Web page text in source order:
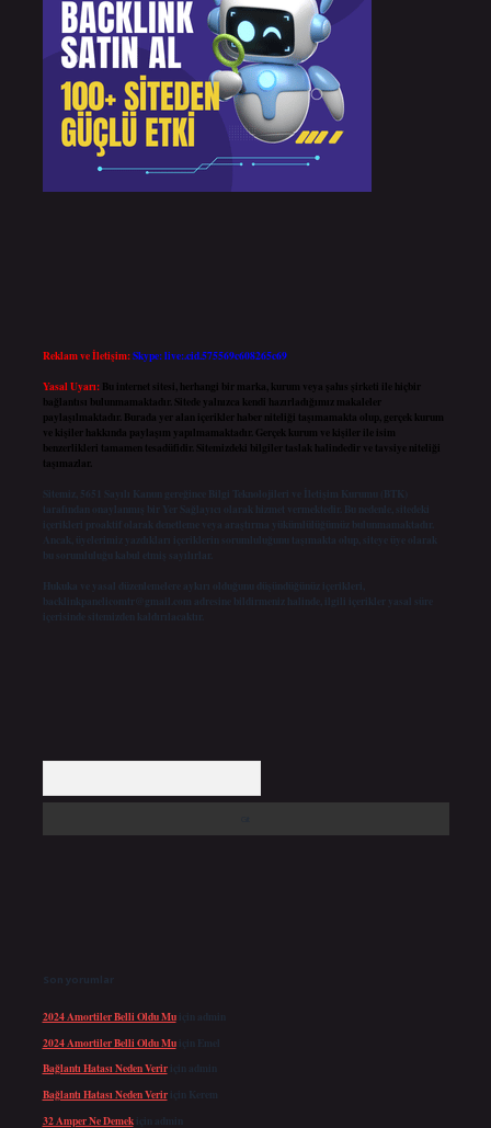
Reklam ve İletişim:Skype: live:.cid.575569c608265c69
Yasal Uyarı: Bu internet sitesi, herhangi bir marka, kurum veya şahıs şirketi ile hiçbir
bağlantısı bulunmamaktadır. Sitede yalnızca kendi hazırladığımız makaleler
paylaşılmaktadır. Burada yer alan içerikler haber niteliği taşımamakta olup, gerçek kurum
ve kişiler hakkında paylaşım yapılmamaktadır. Gerçek kurum ve kişiler ile isim
benzerlikleri tamamen tesadüfidir. Sitemizdeki bilgiler taslak halindedir ve tavsiye niteliği
taşımazlar.
Sitemiz, 5651 Sayılı Kanun gereğince Bilgi Teknolojileri ve İletişim Kurumu (BTK)
tarafından onaylanmış bir Yer Sağlayıcı olarak hizmet vermektedir. Bu nedenle, sitedeki
içerikleri proaktif olarak denetleme veya araştırma yükümlülüğümüz bulunmamaktadır.
Ancak, üyelerimiz yazdıkları içeriklerin sorumluluğunu taşımakta olup, siteye üye olarak
bu sorumluluğu kabul etmiş sayılırlar.
Hukuka ve yasal düzenlemelere aykırı olduğunu düşündüğünüz içerikleri,
backlinkpanelicomtr@gmail.com adresine bildirmeniz halinde, ilgili içerikler yasal süre
içerisinde sitemizden kaldırılacaktır.
Son yorumlar
2024 Amortiler Belli Oldu Muiçin admin
2024 Amortiler Belli Oldu Muiçin Emel
Bağlantı Hatası Neden Veririçin admin
Bağlantı Hatası Neden Veririçin Kerem
32 Amper Ne Demekiçin admin